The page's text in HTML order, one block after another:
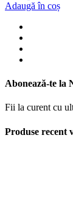
Adaugă în coș
Abonează-te la
Fii la curent cu
Produse recent